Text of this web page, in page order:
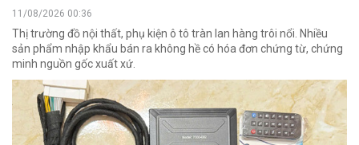
11/08/2026 00:36
Thị trường đồ nội thất, phụ kiện ô tô tràn lan hàng trôi nổi. Nhiều
sản phẩm nhập khẩu bán ra không hề có hóa đơn chứng từ, chứng
minh nguồn gốc xuất xứ.